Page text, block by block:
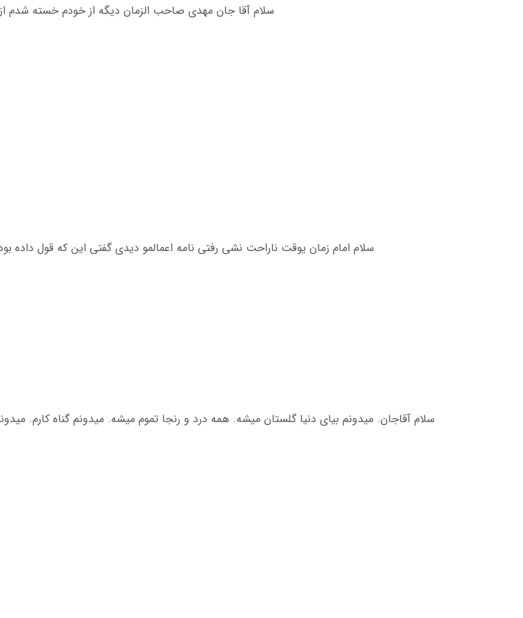
سلام آقا جان مهدی صاحب الزمان دیگه از خودم خسته شدم
سلام امام زمان یوقت ناراحت نشی رفتی نامه اعمالمو دیدی گفتی این که قول
سلام آقاجان. میدونم بیای دنیا گلستان میشه. همه درد و رنجا تموم میشه. میدونم گناه کارم.